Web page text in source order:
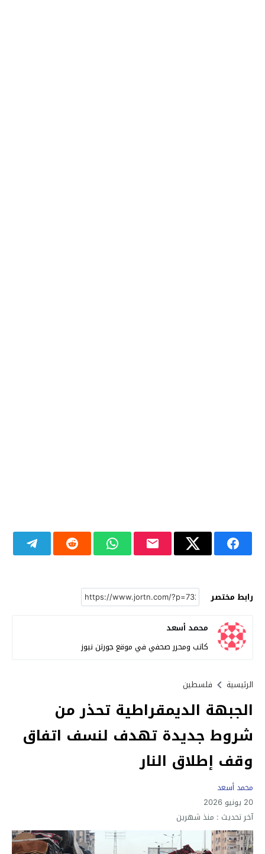
رابط مختصر
محمد أسعد
كاتب ومحرر صحفي في موقع جورتن نيوز
الرئيسية فلسطين
الجبهة الديمقراطية تحذر من
شروط جديدة تهدف لنسف اتفاق
وقف إطلاق النار
محمد أسعد
20 يونيو 2026
آخر تحديث : منذ شهرين